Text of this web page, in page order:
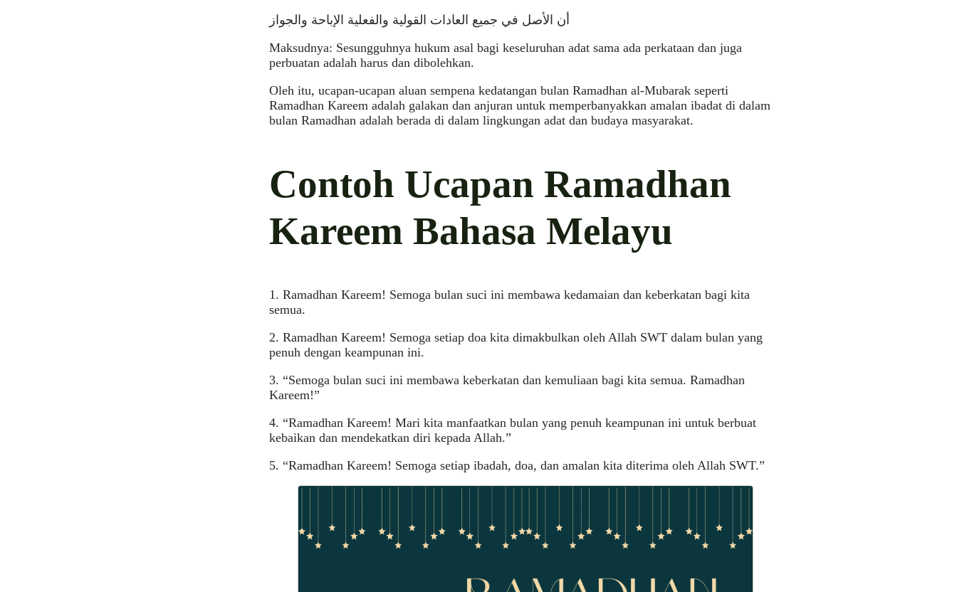
أن الأصل في جميع العادات القولية والفعلية الإباحة والجواز
Maksudnya: Sesungguhnya hukum asal bagi keseluruhan adat sama ada perkataan dan juga
perbuatan adalah harus dan dibolehkan.
Oleh itu, ucapan-ucapan aluan sempena kedatangan bulan Ramadhan al-Mubarak seperti
Ramadhan Kareem adalah galakan dan anjuran untuk memperbanyakkan amalan ibadat di dalam
bulan Ramadhan adalah berada di dalam lingkungan adat dan budaya masyarakat.
Contoh Ucapan Ramadhan
Kareem Bahasa Melayu
1. Ramadhan Kareem! Semoga bulan suci ini membawa kedamaian dan keberkatan bagi kita
semua.
2. Ramadhan Kareem! Semoga setiap doa kita dimakbulkan oleh Allah SWT dalam bulan yang
penuh dengan keampunan ini.
3. “Semoga bulan suci ini membawa keberkatan dan kemuliaan bagi kita semua. Ramadhan
Kareem!”
4. “Ramadhan Kareem! Mari kita manfaatkan bulan yang penuh keampunan ini untuk berbuat
kebaikan dan mendekatkan diri kepada Allah.”
5. “Ramadhan Kareem! Semoga setiap ibadah, doa, dan amalan kita diterima oleh Allah SWT.”